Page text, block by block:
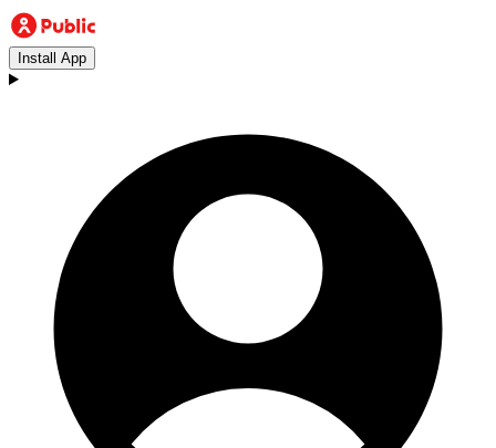
Install App